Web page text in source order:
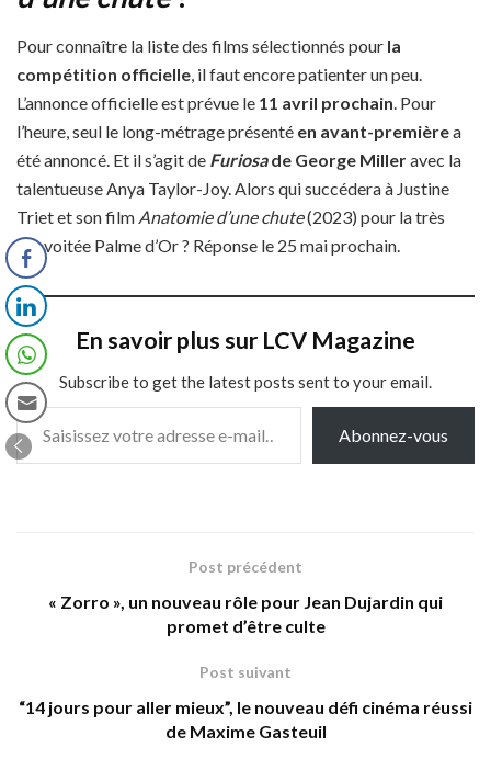
Pour connaître la liste des films sélectionnés pour la
compétition officielle , il faut encore patienter un peu.
L’annonce officielle est prévue le 11 avril prochain . Pour
l’heure, seul le long-métrage présenté en avant-premièrea
été annoncé. Et il s’agit de Furiosade George Milleravec la
talentueuse Anya Taylor-Joy. Alors qui succédera à Justine
Triet et son film Anatomie d’une chute(2023) pour la très
convoitée Palme d’Or ? Réponse le 25 mai prochain.
En savoir plus sur LCV Magazine
Subscribe to get the latest posts sent to your email.
Saisissez votre adresse e-mail…
Abonnez-vous
Post précédent
« Zorro », un nouveau rôle pour Jean Dujardin qui
promet d’être culte
Post suivant
“14 jours pour aller mieux”, le nouveau défi cinéma réussi
de Maxime Gasteuil